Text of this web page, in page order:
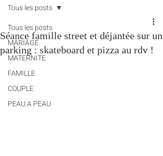
Tous les posts
MARIAGE
MATERNITE
FAMILLE
COUPLE
PEAU A PEAU
Tous les posts
Séance famille street et déjantée sur un
parking : skateboard et pizza au rdv !